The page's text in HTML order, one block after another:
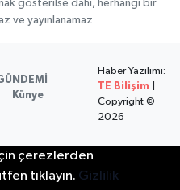
gösterilse dahi, herhangi bir
ve yayınlanamaz
Künye
Haber Yazılımı:
TE Bilişim
Copyright ©
2026
çerezlerden
tıklayın. Gizlilik